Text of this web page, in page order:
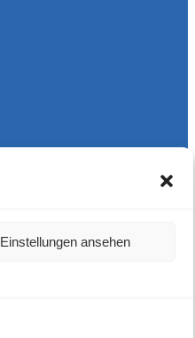
Einstellungen ansehen